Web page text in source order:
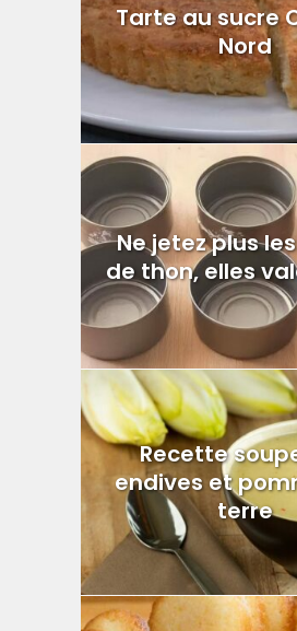
Tarte au sucre
Nord
Ne jetez plus
de thon, elles
Recette
endives et
terre